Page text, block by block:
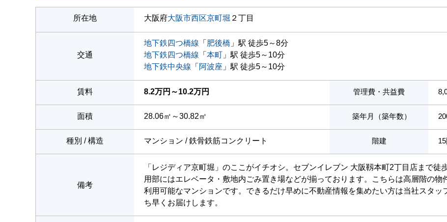
所在地 大阪府大阪市西区京町堀 ２丁目
交通
地下鉄四つ橋線 「 肥後橋 」駅 徒歩5～8分
地下鉄四つ橋線 「 本町 」駅 徒歩5～10分
地下鉄中央線 「 阿波座 」駅 徒歩5～10分
賃料 8.2万円～10.2万円 管理費・共益費
面積 28.06㎡～30.82㎡ 築年月（築年数）
種別 / 構造 マンション / 鉄骨鉄筋コンクリート 階建
備考
「レジディア京町堀」のここがイチオシ。セブンイレブン 大阪靱本町2丁目店まで
用部にはエレベータ・敷地内ごみ置き場などが揃っております。こちらは高層階の
利用可能なマンションです。できるだけ早めに不動産情報を集めたい方は当社スタ
ち早くお届けします。